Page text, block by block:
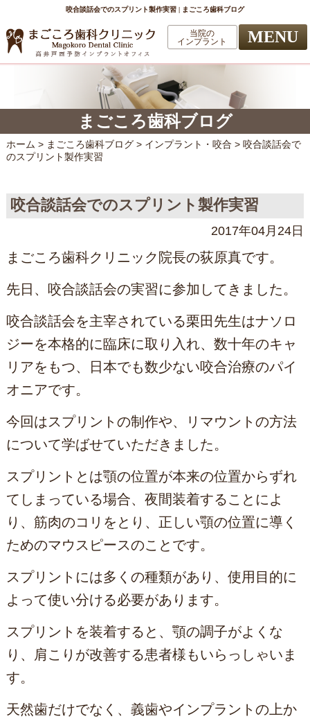
咬合談話会でのスプリント製作実習 | まごころ歯科ブログ
当院の
インプラント
まごころ歯科ブログ
ホーム > まごころ歯科ブログ> インプラント・咬合 > 咬合談話会で
のスプリント製作実習
咬合談話会でのスプリント製作実習
2017年04月24日
まごころ歯科クリニック院長の荻原真です。
先日、咬合談話会の実習に参加してきました。
咬合談話会を主宰されている栗田先生はナソロ
ジーを本格的に臨床に取り入れ、数十年のキャ
リアをもつ、日本でも数少ない咬合治療のパイ
オニアです。
今回はスプリントの制作や、リマウントの方法
について学ばせていただきました。
スプリントとは顎の位置が本来の位置からずれ
てしまっている場合、夜間装着することによ
り、筋肉のコリをとり、正しい顎の位置に導く
ためのマウスピースのことです。
スプリントには多くの種類があり、使用目的に
よって使い分ける必要があります。
スプリントを装着すると、顎の調子がよくな
り、肩こりが改善する患者様もいらっしゃいま
す。
天然歯だけでなく、義歯やインプラントの上か
MENU